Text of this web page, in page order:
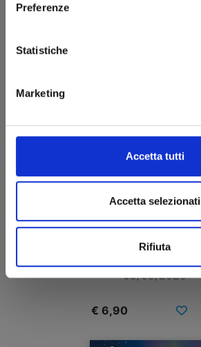
Preferenze
Statistiche
Marketing
Accetta tutti
Accetta selezionati
Rifiuta
ASYL n. 4
05/05/2026
€ 6,90